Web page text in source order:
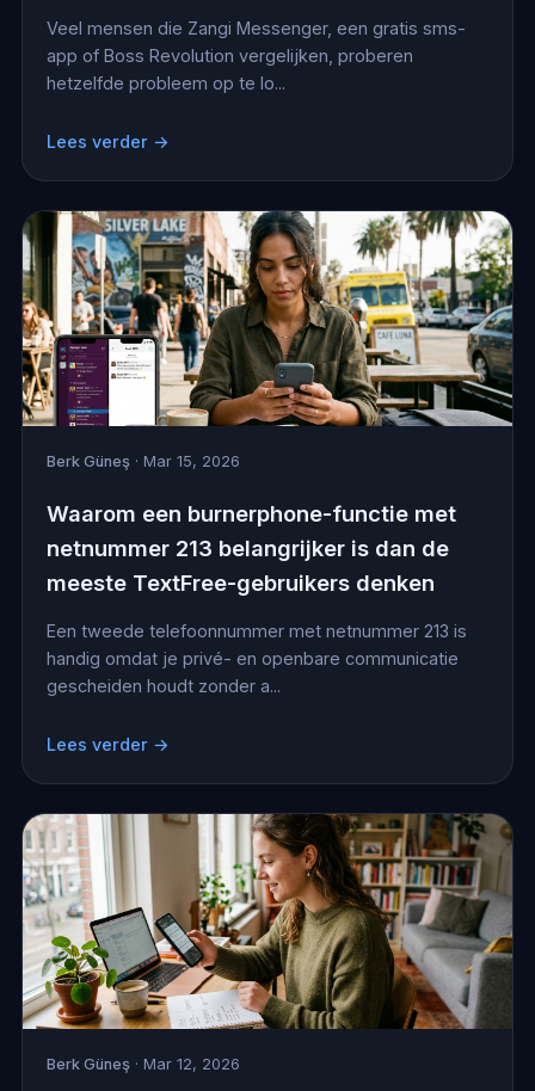
Veel mensen die Zangi Messenger, een gratis sms-
app of Boss Revolution vergelijken, proberen
hetzelfde probleem op te lo...
Lees verder →
Berk Güneş· Mar 15, 2026
Waarom een burnerphone-functie met
netnummer 213 belangrijker is dan de
meeste TextFree-gebruikers denken
Een tweede telefoonnummer met netnummer 213 is
handig omdat je privé- en openbare communicatie
gescheiden houdt zonder a...
Lees verder →
Berk Güneş· Mar 12, 2026